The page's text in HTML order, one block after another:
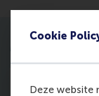
Cookie
Deze website
Profile